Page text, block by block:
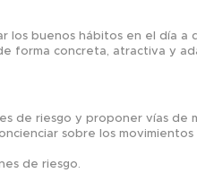
buenos hábitos en el día a
forma concreta, atractiva y
de riesgo y proponer vías de
sobre los
de riesgo.